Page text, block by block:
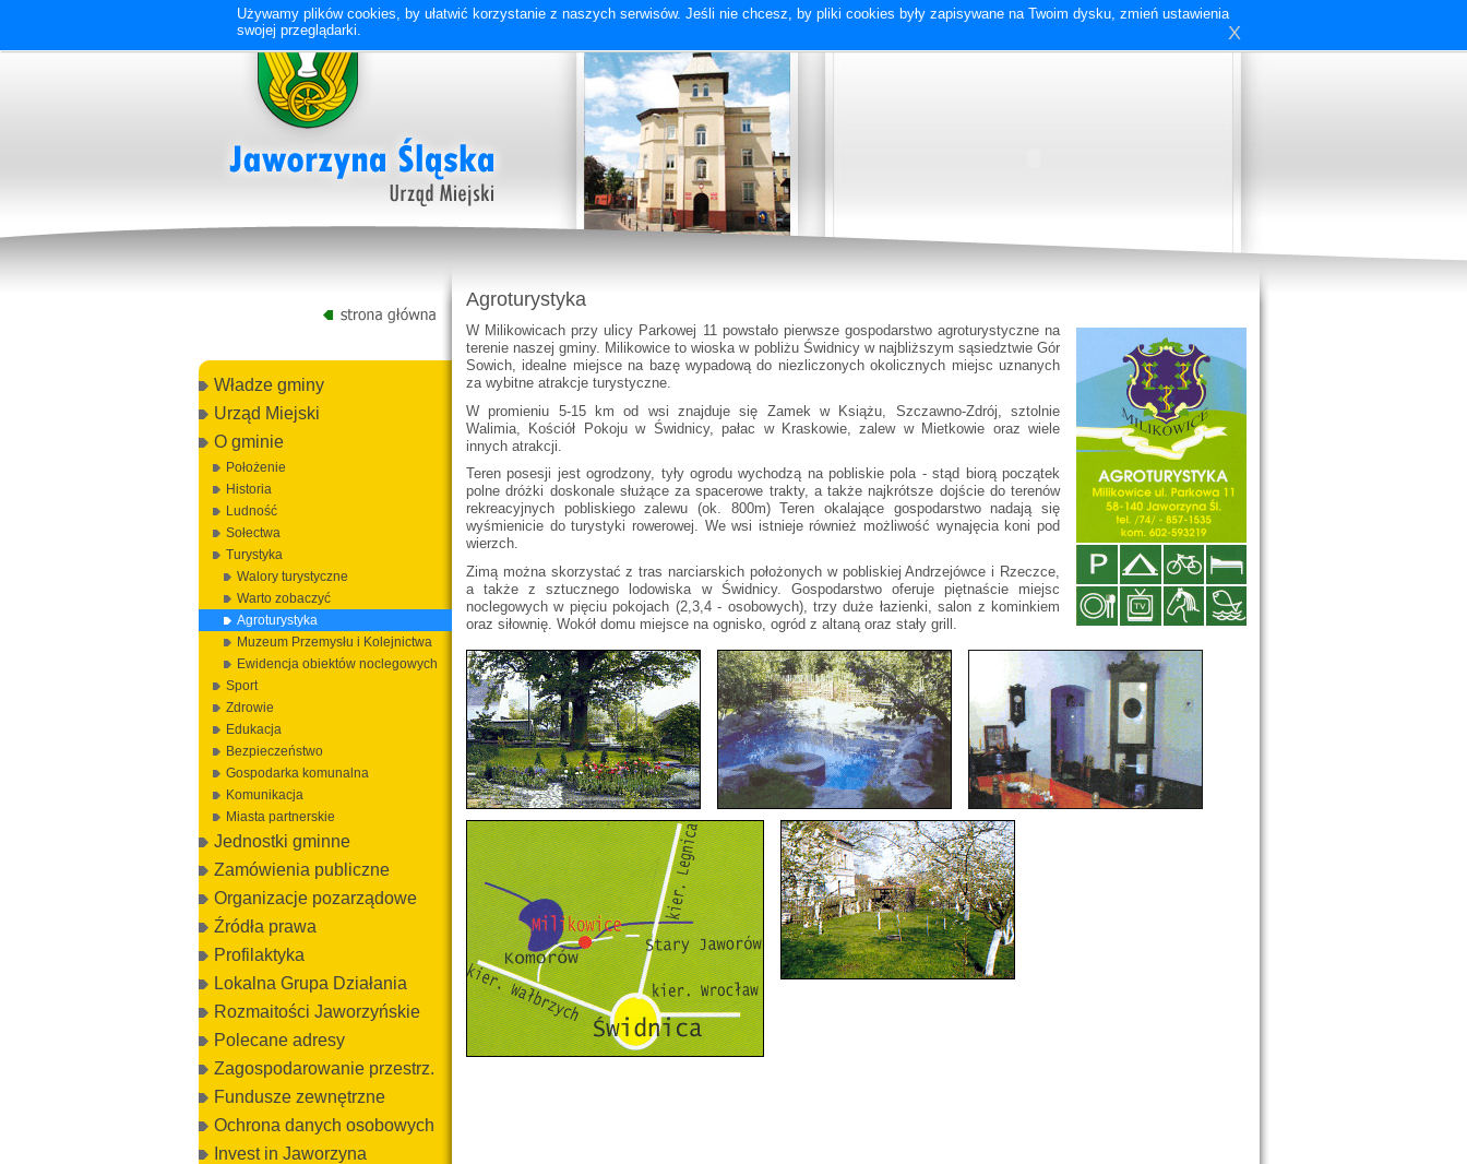
Władze gminy
Urząd Miejski
O gminie
Położenie
Historia
Ludność
Sołectwa
Turystyka
Walory turystyczne
Warto zobaczyć
Agroturystyka
Muzeum Przemysłu i Kolejnictwa
Ewidencja obiektów noclegowych
Sport
Zdrowie
Edukacja
Bezpieczeństwo
Gospodarka komunalna
Komunikacja
Miasta partnerskie
Jednostki gminne
Zamówienia publiczne
Organizacje pozarządowe
Źródła prawa
Profilaktyka
Lokalna Grupa Działania
Rozmaitości Jaworzyńskie
Polecane adresy
Zagospodarowanie przestrz.
Fundusze zewnętrzne
Ochrona danych osobowych
Invest in Jaworzyna
Agroturystyka
W Milikowicach przy ulicy Parkowej 11 powstało pierwsze gospodarstwo agroturystyczne na
terenie naszej gminy. Milikowice to wioska w pobliżu Świdnicy w najbliższym sąsiedztwie Gór
Sowich, idealne miejsce na bazę wypadową do niezliczonych okolicznych miejsc uznanych
za wybitne atrakcje turystyczne.
W promieniu 5-15 km od wsi znajduje się Zamek w Książu, Szczawno-Zdrój, sztolnie
Walimia, Kościół Pokoju w Świdnicy, pałac w Kraskowie, zalew w Mietkowie oraz wiele
innych atrakcji.
Teren posesji jest ogrodzony, tyły ogrodu wychodzą na pobliskie pola - stąd biorą początek
polne dróżki doskonale służące za spacerowe trakty, a także najkrótsze dojście do terenów
rekreacyjnych pobliskiego zalewu (ok. 800m) Teren okalające gospodarstwo nadają się
wyśmienicie do turystyki rowerowej. We wsi istnieje również możliwość wynajęcia koni pod
wierzch.
Zimą można skorzystać z tras narciarskich położonych w pobliskiej Andrzejówce i Rzeczce,
a także z sztucznego lodowiska w Świdnicy. Gospodarstwo oferuje piętnaście miejsc
noclegowych w pięciu pokojach (2,3,4 - osobowych), trzy duże łazienki, salon z kominkiem
oraz siłownię. Wokół domu miejsce na ognisko, ogród z altaną oraz stały grill.
Używamy plików cookies, by ułatwić korzystanie z naszych serwisów. Jeśli nie chcesz, by pliki cookies były zapisywane na Twoim dysku, zmień ustawienia
swojej przeglądarki.
X